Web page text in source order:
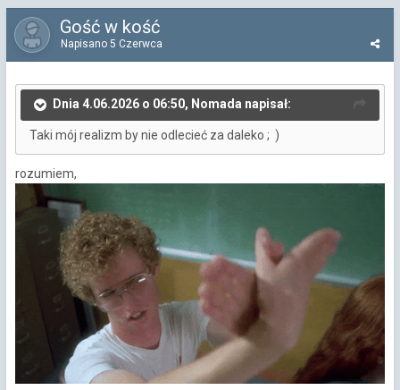
Gość w kość
Napisano 5 Czerwca
Dnia 4.06.2026 o 06:50, Nomada napisał:
Taki mój realizm by nie odlecieć za daleko ; )
rozumiem,